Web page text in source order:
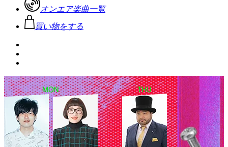
オンエア楽曲一覧
買い物をする